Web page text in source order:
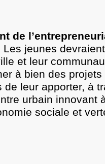
de
Les jeunes
et leur
à bien des projets
de leur apporter, à
urbain innovant
sociale et